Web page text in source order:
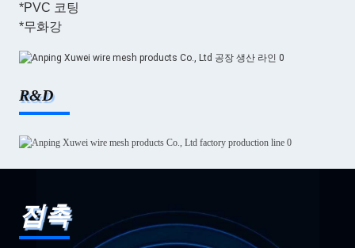
*PVC 코팅
*무화강
R&D
접촉